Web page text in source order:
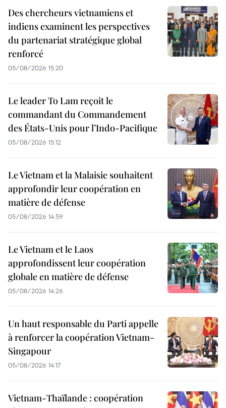
Des chercheurs vietnamiens et
indiens examinent les perspectives
du partenariat stratégique global
renforcé
05/08/2026 15:20
Le leader To Lam reçoit le
commandant du Commandement
des États-Unis pour l’Indo-Pacifique
05/08/2026 15:12
Le Vietnam et la Malaisie souhaitent
approfondir leur coopération en
matière de défense
05/08/2026 14:59
Le Vietnam et le Laos
approfondissent leur coopération
globale en matière de défense
05/08/2026 14:26
Un haut responsable du Parti appelle
à renforcer la coopération Vietnam-
Singapour
05/08/2026 14:17
Vietnam-Thaïlande : coopération